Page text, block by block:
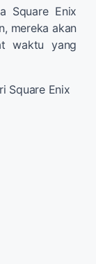
Square Enix
mereka akan
waktu yang
Square Enix